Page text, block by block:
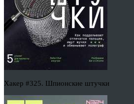
Хакер #325. Шпионские штучки